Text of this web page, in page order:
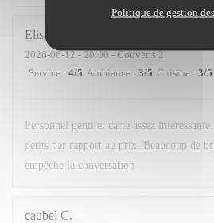
Politique de gestion
Elisabetta
2026-06-12- 20:00 - Couverts 2
Service : 4/5 Ambiance : 3/5 Cuisine : 3/5
Personnel genti et carte assez
petits par rapport au prix. Beaucoup de
empêche la conversation
caubel C